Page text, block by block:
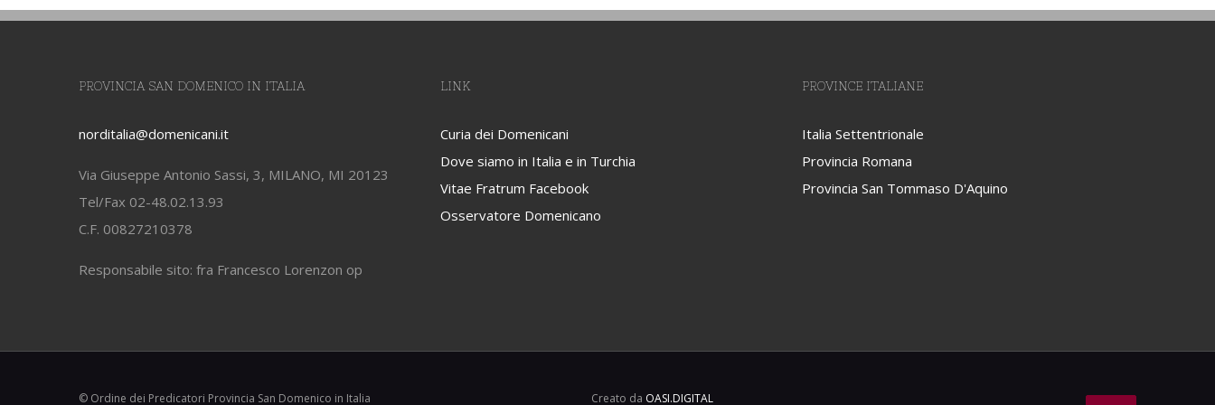
PROVINCIA SAN DOMENICO IN ITALIA
norditalia@domenicani.it
Via Giuseppe Antonio Sassi, 3, MILANO, MI 20123
Tel/Fax 02-48.02.13.93
C.F. 00827210378
Responsabile sito: fra Francesco Lorenzon op
LINK
Curia dei Domenicani
Dove siamo in Italia e in Turchia
Vitae Fratrum Facebook
Osservatore Domenicano
PROVINCE ITALIANE
Italia Settentrionale
Provincia Romana
Provincia San Tommaso D'Aquino
© Ordine dei Predicatori Provincia San Domenico in Italia Creato da OASI.DIGITAL